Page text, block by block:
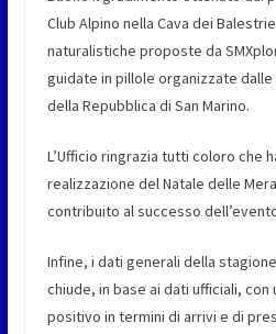
Club Alpino nella Cava dei
naturalistiche proposte da
guidate in pillole organizzate
della Repubblica di San Marino.
L’Ufficio ringrazia tutti coloro che
realizzazione del Natale delle
contribuito al successo
Infine, i dati generali della
chiude, in base ai dati ufficiali, con
positivo in termini di arrivi e di